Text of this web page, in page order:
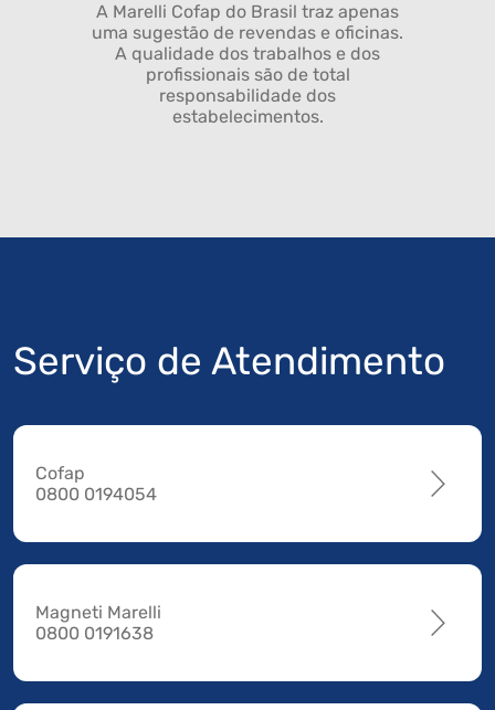
A Marelli Cofap do Brasil traz apenas
uma sugestão de revendas e oficinas.
A qualidade dos trabalhos e dos
profissionais são de total
responsabilidade dos
estabelecimentos.
Serviço de Atendimento
Cofap
0800 0194054
Magneti Marelli
0800 0191638